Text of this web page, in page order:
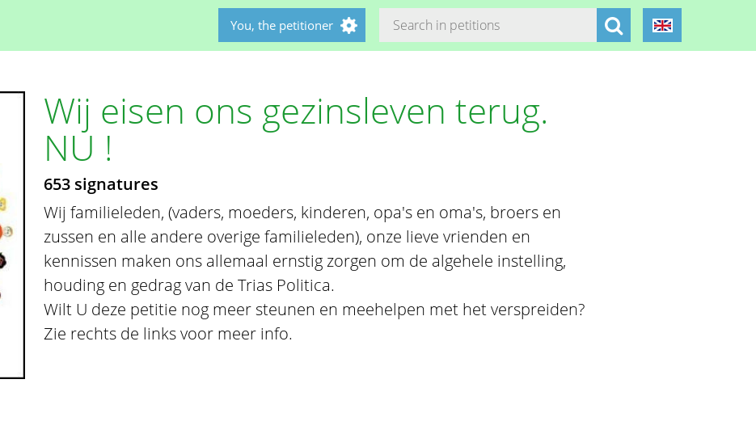
You, the petitioner
Wij eisen ons gezinsleven terug.
NU !
653 signatures
Wij familieleden, (vaders, moeders, kinderen, opa's en oma's, broers en
zussen en alle andere overige familieleden), onze lieve vrienden en
kennissen maken ons allemaal ernstig zorgen om de algehele instelling,
houding en gedrag van de Trias Politica.
Wilt U deze petitie nog meer steunen en meehelpen met het verspreiden?
Zie rechts de links voor meer info.